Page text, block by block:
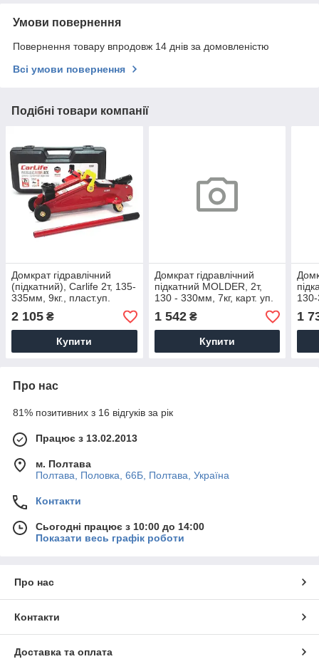
Умови повернення
Повернення товару впродовж 14 днів за домовленістю
Всі умови повернення
Подібні товари компанії
Домкрат гідравлічний
(підкатний), Carlife 2т, 135-
335мм, 9кг., пласт.уп.
2 105 ₴
Купити
Домкрат гідравлічний
підкатний MOLDER, 2т,
130 - 330мм, 7кг, карт. уп.
1 542₴
Купити
1
Про нас
81% позитивних з 16 відгуків за рік
Працює з 13.02.2013
м. Полтава
Полтава, Половка, 66Б, Полтава, Україна
Контакти
Сьогодні працює з 10:00 до 14:00
Показати весь графік роботи
Про нас
Контакти
Доставка та оплата